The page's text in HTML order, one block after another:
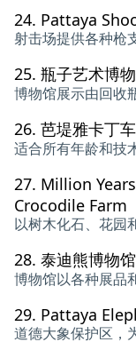
24. Pattaya
射击场提供各种枪
25. 瓶子艺术博
博物馆展示由回收
26. 芭堤雅卡丁
适合所有年龄和技
27. Million
Crocodile Farm
以树木化石、花园
28. 泰迪熊博物馆
博物馆以各种展品
29. Pattaya
道德大象保护区，